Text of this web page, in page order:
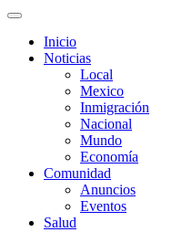
Inicio
Noticias
Local
Mexico
Inmigración
Nacional
Mundo
Economía
Comunidad
Anuncios
Eventos
Salud